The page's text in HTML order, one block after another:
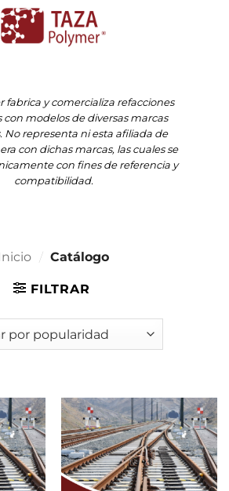
fabrica y comercializa refacciones
modelos de diversas marcas
No representa ni esta afiliada de
con dichas marcas, las cuales se
con fines de referencia y
compatibilidad.
/ Catálogo
FILTRAR